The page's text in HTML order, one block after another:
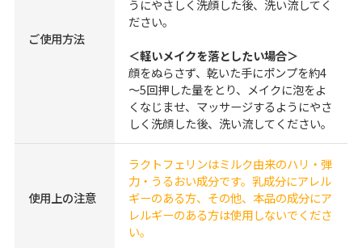
ご使用方法
うにやさしく洗顔した後、洗い流してく
ださい。
＜軽いメイクを落としたい場合＞
顔をぬらさず、乾いた手にポンプを約4
～5回押した量をとり、メイクに泡をよ
くなじませ、マッサージするようにやさ
しく洗顔した後、洗い流してください。
使用上の注意
ラクトフェリンはミルク由来のハリ・弾
力・うるおい成分です。乳成分にアレル
ギーのある方、その他、本品の成分にア
レルギーのある方は使用しないでくださ
い。